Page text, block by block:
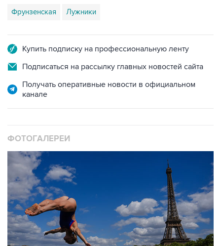
Фрунзенская Лужники
Купить подписку на профессиональную ленту
Подписаться на рассылку главных новостей сайта
Получать оперативные новости в официальном
канале
ФОТОГАЛЕРЕИ